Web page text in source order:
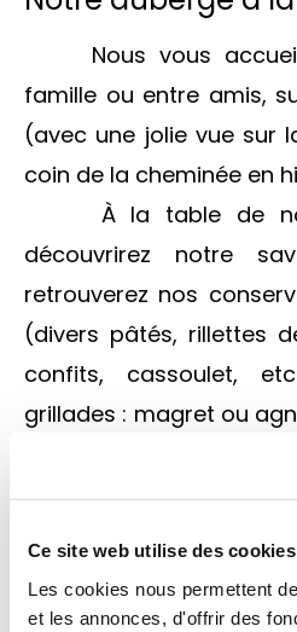
Ce site web utilise des
Les cookies nous permettent
et les annonces, d'offrir des
Nous vous
famille ou entre amis,
(avec une jolie vue sur
coin de la cheminée en
À la table de
découvrirez notre
retrouverez nos
(divers pâtés, rillettes
confits, cassoulet,
grillades : magret ou
plancha,
maison cuites dans la